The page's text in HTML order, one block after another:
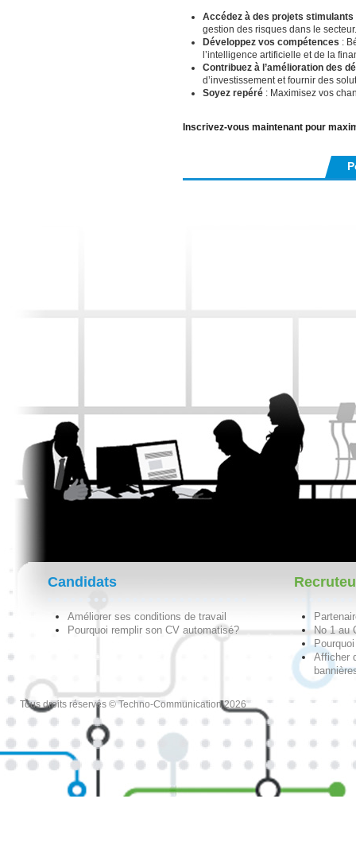
Accédez à des projets stimulants
gestion des risques dans le secteur.
Développez vos compétences :
l’intelligence artificielle et de la
Contribuez à l’amélioration des
d’investissement et fournir des
Soyez repéré : Maximisez vos
Inscrivez-vous maintenant pour
Candidats
Améliorer ses conditions de travail
Pourquoi remplir son CV automatisé?
No 1 au
Afficher
Tous droits réservés © Techno-Communication 2026